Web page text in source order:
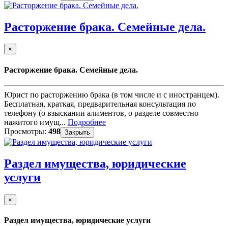
Расторжение брака. Семейные дела.
×
Расторжение брака. Семейные дела.
Юрист по расторжению брака (в том числе и с иностранцем).
Бесплатная, краткая, предварительная консультация по
телефону (о взыскании алиментов, о разделе совместно
нажитого имущ... Подробнее
Просмотры: 498 Закрыть
Раздел имущества, юридические
услуги
×
Раздел имущества, юридические услуги